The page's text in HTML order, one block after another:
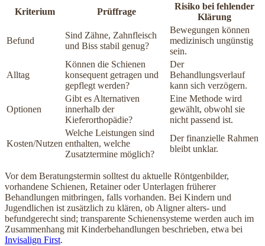
Kriterium Prüffrage
Risiko bei fehlender
Klärung
Befund
Sind Zähne, Zahnfleisch
und Biss stabil genug?
Bewegungen können
medizinisch ungünstig
sein.
Alltag
Können die Schienen
konsequent getragen und
gepflegt werden?
Der
Behandlungsverlauf
kann sich verzögern.
Optionen
Gibt es Alternativen
innerhalb der
Kieferorthopädie?
Eine Methode wird
gewählt, obwohl sie
nicht passend ist.
Kosten/Nutzen
Welche Leistungen sind
enthalten, welche
Zusatztermine möglich?
Der finanzielle Rahmen
bleibt unklar.
Vor dem Beratungstermin solltest du aktuelle Röntgenbilder,
vorhandene Schienen, Retainer oder Unterlagen früherer
Behandlungen mitbringen, falls vorhanden. Bei Kindern und
Jugendlichen ist zusätzlich zu klären, ob Aligner alters- und
befundgerecht sind; transparente Schienensysteme werden auch im
Zusammenhang mit Kinderbehandlungen beschrieben, etwa bei
Invisalign First.